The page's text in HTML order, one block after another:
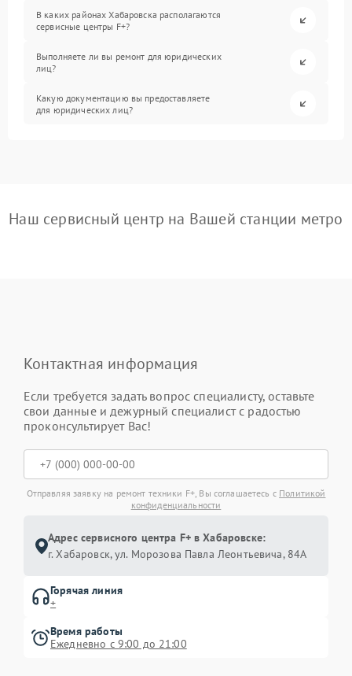
В каких районах Хабаровска располагаются
сервисные центры F+?
Выполняете ли вы ремонт для юридических
лиц?
Какую документацию вы предоставляете
для юридических лиц?
Наш сервисный центр на Вашей станции метро
Контактная информация
Если требуется задать вопрос специалисту, оставьте
свои данные и дежурный специалист с радостью
проконсультирует Вас!
Отправляя заявку на ремонт техники F+, Вы соглашаетесь с Политикой
конфиденциальности
Адрес сервисного центра F+ в Хабаровске:
г. Хабаровск, ул. Морозова Павла Леонтьевича, 84А
Горячая линия
+
Время работы
Ежедневно с 9:00 до 21:00